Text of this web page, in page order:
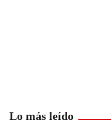
Lo más leído